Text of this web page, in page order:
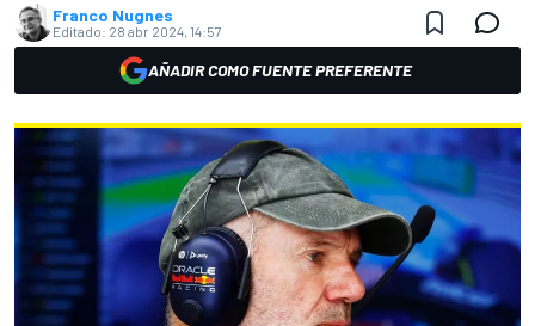
Franco Nugnes
Editado: 28 abr 2024, 14:57
AÑADIR COMO FUENTE PREFERENTE